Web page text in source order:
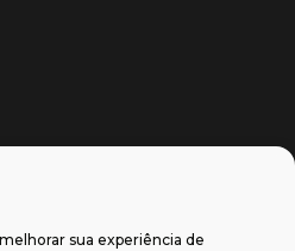
sua experiência de